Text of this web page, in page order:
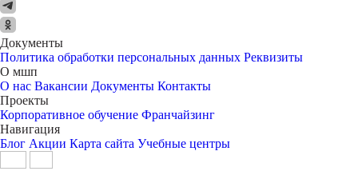
Документы
Политика обработки персональных данных Реквизиты
О мшп
О нас Вакансии Документы Контакты
Проекты
Корпоративное обучение Франчайзинг
Навигация
Блог Акции Карта сайта Учебные центры